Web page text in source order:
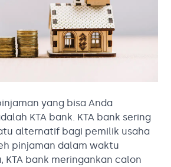
yang bisa Anda
KTA bank. KTA bank sering
alternatif bagi pemilik usaha
pinjaman dalam waktu
KTA bank meringankan calon